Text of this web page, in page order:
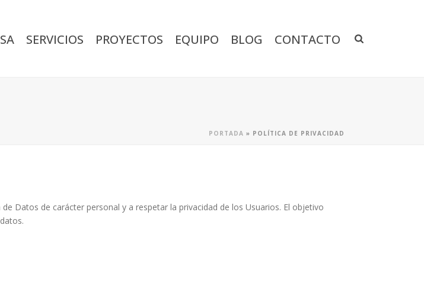
SERVICIOS PROYECTOS EQUIPO BLOG CONTACTO
PORTADA » POLÍTICA DE PRIVACIDAD
Datos de carácter personal y a respetar la privacidad de los Usuarios. El objetivo